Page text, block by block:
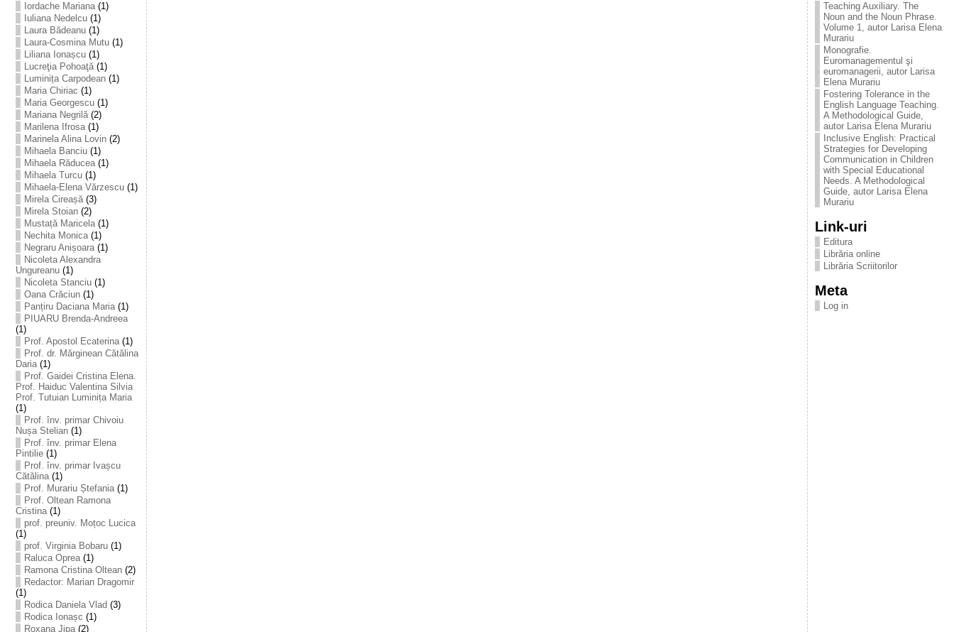
Iordache Mariana(1)
Iuliana Nedelcu(1)
Laura Bădeanu(1)
Laura-Cosmina Mutu(1)
Liliana Ionașcu(1)
Lucreţia Pohoaţă(1)
Luminița Carpodean(1)
Maria Chiriac (1)
Maria Georgescu(1)
Mariana Negrilă(2)
Marilena Ifrosa(1)
Marinela Alina Lovin(2)
Mihaela Banciu(1)
Mihaela Răducea(1)
Mihaela Turcu(1)
Mihaela-Elena Vărzescu(1)
Mirela Cireașă(3)
Mirela Stoian(2)
Mustață Maricela(1)
Nechita Monica(1)
Negraru Anișoara(1)
Nicoleta Alexandra
Ungureanu(1)
Nicoleta Stanciu(1)
Oana Crăciun(1)
Panțiru Daciana Maria(1)
PIUARU Brenda-Andreea
(1)
Prof. Apostol Ecaterina(1)
Prof. dr. Mărginean Cătălina
Daria(1)
Prof. Gaidei Cristina Elena.
Prof. Haiduc Valentina Silvia
Prof. Tutuian Luminița Maria
(1)
Prof. înv. primar Chivoiu
Nușa Stelian(1)
Prof. înv. primar Elena
Pintilie(1)
Prof. înv. primar Ivașcu
Cătălina(1)
Prof. Murariu Ștefania(1)
Prof. Oltean Ramona
Cristina(1)
prof. preuniv. Moțoc Lucica
(1)
prof. Virginia Bobaru(1)
Raluca Oprea(1)
Ramona Cristina Oltean(2)
Redactor: Marian Dragomir
(1)
Rodica Daniela Vlad (3)
Rodica Ionașc (1)
Roxana Jipa(2)
Teaching Auxiliary. The
Noun and the Noun Phrase.
Volume 1, autor Larisa Elena
Murariu
Monografie.
Euromanagementul şi
euromanagerii, autor Larisa
Elena Murariu
Fostering Tolerance in the
English Language Teaching.
A Methodological Guide,
autor Larisa Elena Murariu
Inclusive English: Practical
Strategies for Developing
Communication in Children
with Special Educational
Needs. A Methodological
Guide, autor Larisa Elena
Murariu
Link-uri
Editura
Librăria online
Librăria Scriitorilor
Meta
Log in